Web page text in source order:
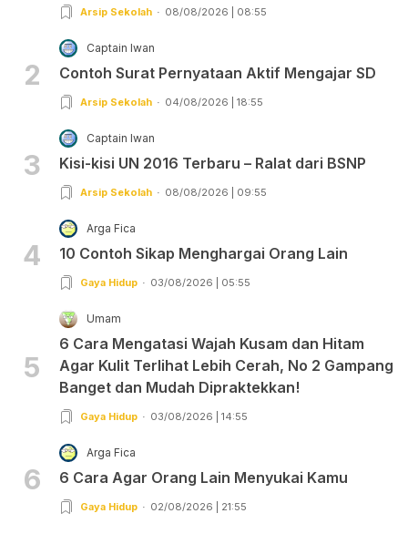
Arsip Sekolah 08/08/2026 | 08:55
2
Captain Iwan
Contoh Surat Pernyataan Aktif Mengajar SD
Arsip Sekolah 04/08/2026 | 18:55
3
Captain Iwan
Kisi-kisi UN 2016 Terbaru – Ralat dari BSNP
Arsip Sekolah 08/08/2026 | 09:55
4
Arga Fica
10 Contoh Sikap Menghargai Orang Lain
Gaya Hidup 03/08/2026 | 05:55
5
Umam
6 Cara Mengatasi Wajah Kusam dan Hitam
Agar Kulit Terlihat Lebih Cerah, No 2 Gampang
Banget dan Mudah Dipraktekkan!
Gaya Hidup 03/08/2026 | 14:55
6
Arga Fica
6 Cara Agar Orang Lain Menyukai Kamu
Gaya Hidup 02/08/2026 | 21:55